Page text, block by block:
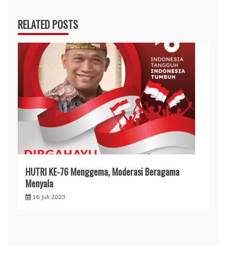
RELATED POSTS
HUTRI KE-76 Menggema, Moderasi Beragama
Menyala
16 Juli 2023